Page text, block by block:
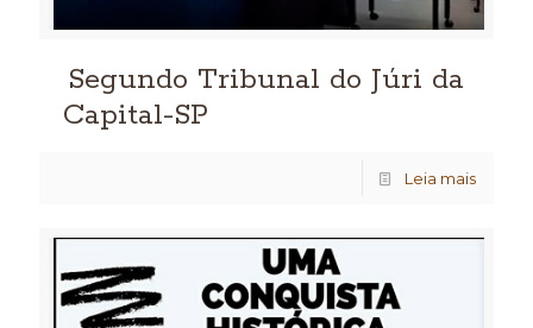
Segundo Tribunal do Júri da
Capital-SP
Leia mais